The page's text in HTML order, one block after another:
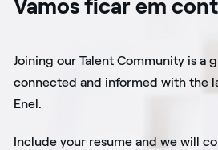
Vamos ficar em
Joining our Talent Community is a
connected and informed with the
Enel.
Include your resume and we will